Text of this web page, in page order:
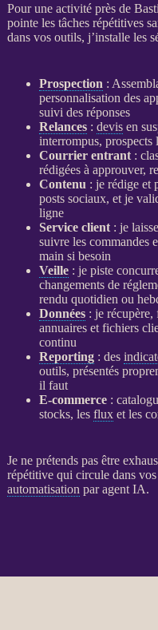
Pour une activité près de
pointe les tâches répétitives
dans vos outils, j’installe les
Prospection :
personnalisation des
suivi des réponses
Relances: devisen
interrompus, prospects
Courrier entrant:
rédigées à approuver,
Contenu : je rédige et
posts sociaux, et je
ligne
Service client: je
suivre les commandes
main si besoin
Veille: je piste
changements de
rendu quotidien ou
Données: je récupère,
annuaires et fichiers
continu
Reporting: des
outils, présentés
il faut
E-commerce:
stocks, les fluxet les
Je ne prétends pas être
répétitive qui circule dans vos
automatisation paragent IA.